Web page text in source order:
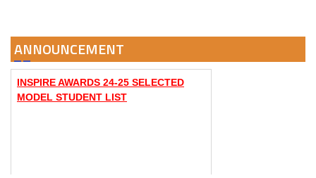
ANNOUNCEMENT
વિજ્ઞાન ગણિત પર્યાવરણ પ્રદર્શન ૨૦૨૫-૨૬
વિષયો